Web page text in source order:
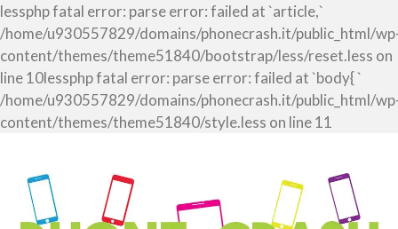
lessphp fatal error: parse error: failed at `article,`
/home/u930557829/domains/phonecrash.it/public_html/
content/themes/theme51840/bootstrap/less/reset.less on
line 10lessphp fatal error: parse error: failed at `body{ `
/home/u930557829/domains/phonecrash.it/public_html/
content/themes/theme51840/style.less on line 11